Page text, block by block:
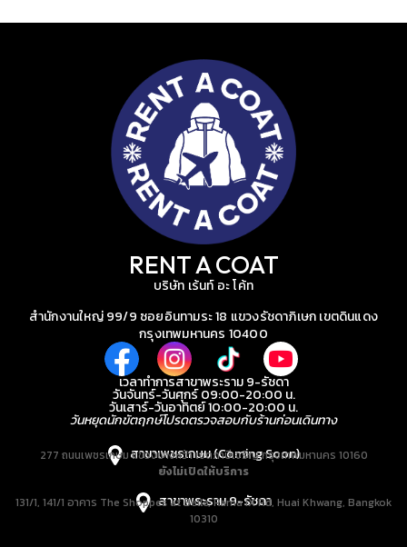
RENT A COAT
บริษัท เร้นท์ อะ โค้ท
สำนักงานใหญ่ 99/9 ซอยอินทามระ 18 แขวงรัชดาภิเษก เขตดินแดง
กรุงเทพมหานคร 10400
เวลาทำการสาขาพระราม 9-รัชดา
วันจันทร์-วันศุกร์ 09:00-20:00 น.
วันเสาร์-วันอาทิตย์ 10:00-20:00 น.
วันหยุดนักขัตฤกษ์โปรดตรวจสอบกับร้านก่อนเดินทาง
สาขาเพชรเกษม (Coming Soon)
277 ถนนเพชรเกษม แขวงบางหว้า เขตภาษีเจริญ กรุงเทพมหานคร 10160
ยังไม่เปิดให้บริการ
สาขาพระราม 9-รัชดา
131/1, 141/1 อาคาร The Shoppes at Belle, Rama IX Rd, Huai Khwang, Bangkok
10310